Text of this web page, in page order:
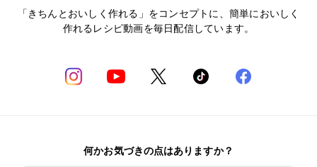
「きちんとおいしく作れる」をコンセプトに、簡単においしく
作れるレシピ動画を毎日配信しています。
何かお気づきの点はありますか？